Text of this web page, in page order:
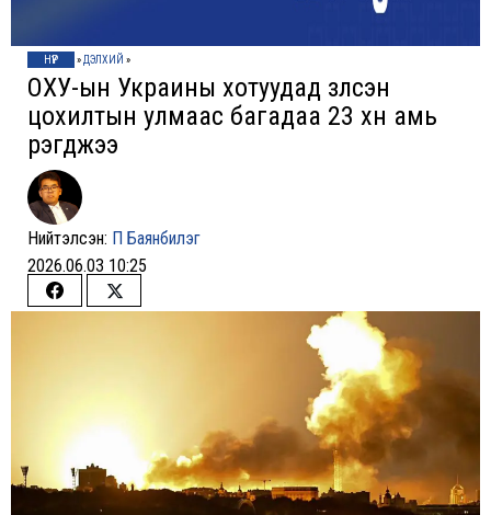
НҮҮР »ДЭЛХИЙ »
ОХУ-ын Украины хотуудад үзүүлсэн
цохилтын улмаас багадаа 23 хүн амь
үрэгджээ
Нийтэлсэн: П Баянбилэг
2026.06.03 10:25
Share
Share